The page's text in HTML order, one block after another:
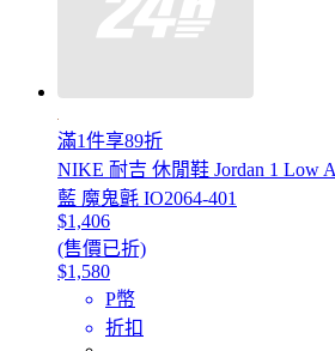
滿1件享89折
NIKE 耐吉 休閒鞋 Jordan 1 Low
藍 魔鬼氈 IO2064-401
$1,406
(售價已折)
$1,580
P幣
折扣